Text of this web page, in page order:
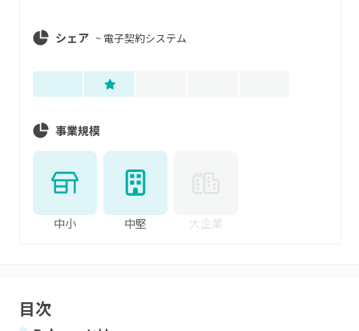
シェア ~ 電子契約システム
事業規模
中小 中堅 大企業
目次